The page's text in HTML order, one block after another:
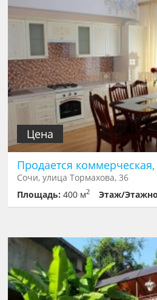
Цена
Продается
Сочи, улица Тормахова, 36
Площадь:400 м2 Этаж/